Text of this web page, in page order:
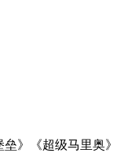
》《超级马里奥